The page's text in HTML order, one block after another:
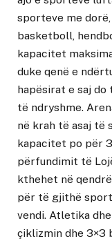
sporteve me
basketboll,
kapacitet
duke qenë e
hapësirat e saj
të ndryshme.
në krah të asaj të
kapacitet po për
përfundimit të
kthehet në
për të gjithë
vendi. Atletika
çiklizmin dhe 3×3